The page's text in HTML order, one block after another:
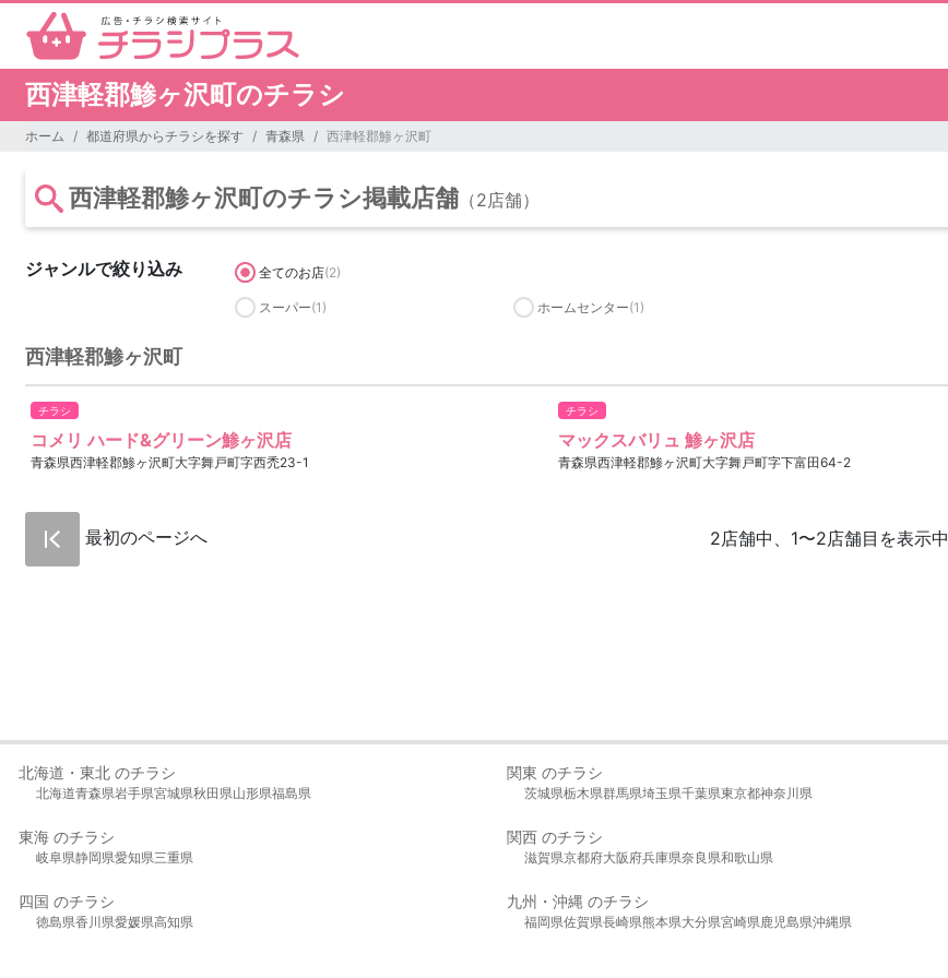
西津軽郡鯵ヶ沢町のチラシ
ホーム 都道府県からチラシを探す 青森県 西津軽郡鯵ヶ沢町
西津軽郡鯵ヶ沢町のチラシ掲載店舗 （2店舗）
ジャンルで絞り込み 全てのお店(2)
スーパー(1) ホームセンター(1)
西津軽郡鯵ヶ沢町
チラシ
コメリ ハード&グリーン鯵ヶ沢店
青森県西津軽郡鯵ヶ沢町大字舞戸町字西禿23-1
チラシ
マックスバリュ 鯵ヶ沢店
青森県西津軽郡鯵ヶ沢町大字舞戸町字下富田64-2
最初のページへ 2店舗中、1〜2店舗目を表示中
北海道・東北 のチラシ
北海道青森県岩手県宮城県秋田県山形県福島県
関東 のチラシ
茨城県栃木県群馬県埼玉県千葉県東京都神奈川県
東海 のチラシ
岐阜県静岡県愛知県三重県
関西 のチラシ
滋賀県京都府大阪府兵庫県奈良県和歌山県
四国 のチラシ
徳島県香川県愛媛県高知県
九州・沖縄 のチラシ
福岡県佐賀県長崎県熊本県大分県宮崎県 鹿児島県沖縄県